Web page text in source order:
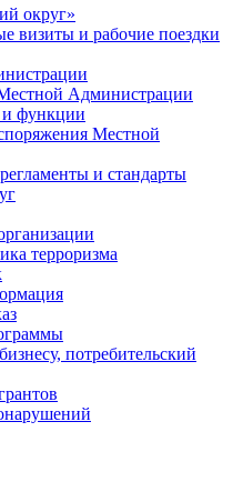
округ»
визиты и рабочие поездки
Администрации
и функции
Местной
и стандарты
терроризма
потребительский